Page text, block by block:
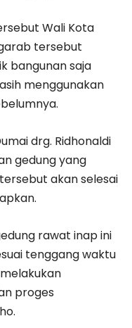
Wali Kota
tersebut
bangunan saja
menggunakan
drg. Ridhonaldi
gedung yang
akan selesai
rawat inap ini
tenggang waktu
proges